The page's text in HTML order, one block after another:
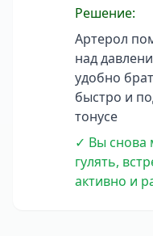
Решение:
Артерол
над
удобно
быстро и
тонусе
✓ Вы снова
гулять,
активно и